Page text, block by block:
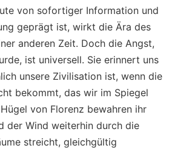
von sofortiger Information und
geprägt ist, wirkt die Ära des
anderen Zeit. Doch die Angst,
ist universell. Sie erinnert uns
unsere Zivilisation ist, wenn die
bekommt, das wir im Spiegel
von Florenz bewahren ihr
der Wind weiterhin durch die
streicht, gleichgültig